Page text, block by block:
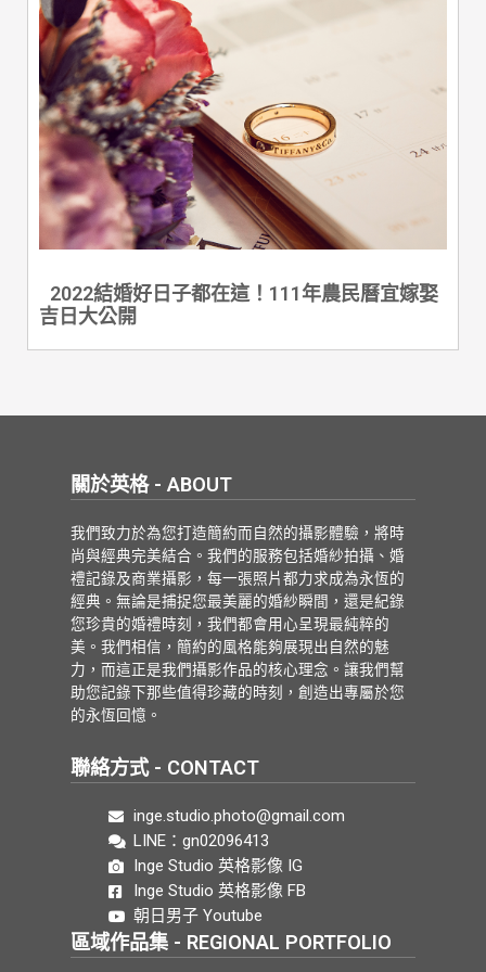
2022結婚好日子都在這！111年農民曆宜嫁娶
吉日大公開
關於英格 - ABOUT
我們致力於為您打造簡約而自然的攝影體驗，將時
尚與經典完美結合。我們的服務包括婚紗拍攝、婚
禮記錄及商業攝影，每一張照片都力求成為永恆的
經典。無論是捕捉您最美麗的婚紗瞬間，還是紀錄
您珍貴的婚禮時刻，我們都會用心呈現最純粹的
美。我們相信，簡約的風格能夠展現出自然的魅
力，而這正是我們攝影作品的核心理念。讓我們幫
助您記錄下那些值得珍藏的時刻，創造出專屬於您
的永恆回憶。
聯絡方式 - CONTACT
inge.studio.photo@gmail.com
LINE：gn02096413
Inge Studio 英格影像 IG
Inge Studio 英格影像 FB
朝日男子 Youtube
區域作品集 - REGIONAL PORTFOLIO